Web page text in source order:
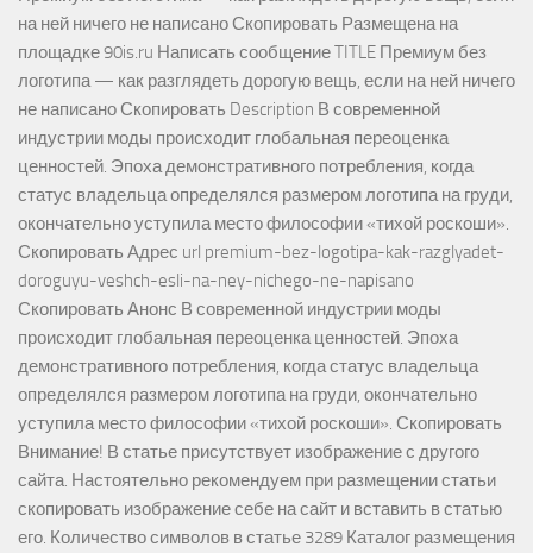
на ней ничего не написано Скопировать Размещена на
площадке 90is.ru Написать сообщение TITLE Премиум без
логотипа — как разглядеть дорогую вещь, если на ней ничего
не написано Скопировать Description В современной
индустрии моды происходит глобальная переоценка
ценностей. Эпоха демонстративного потребления, когда
статус владельца определялся размером логотипа на груди,
окончательно уступила место философии «тихой роскоши».
Скопировать Адрес url premium-bez-logotipa-kak-razglyadet-
doroguyu-veshch-esli-na-ney-nichego-ne-napisano
Скопировать Анонс В современной индустрии моды
происходит глобальная переоценка ценностей. Эпоха
демонстративного потребления, когда статус владельца
определялся размером логотипа на груди, окончательно
уступила место философии «тихой роскоши». Скопировать
Внимание! В статье присутствует изображение с другого
сайта. Настоятельно рекомендуем при размещении статьи
скопировать изображение себе на сайт и вставить в статью
его. Количество символов в статье 3289 Каталог размещения